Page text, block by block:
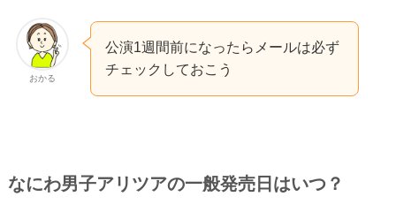
おかる
公演1週間前になったらメールは必ず
チェックしておこう
なにわ男子アリツアの一般発売日はいつ？